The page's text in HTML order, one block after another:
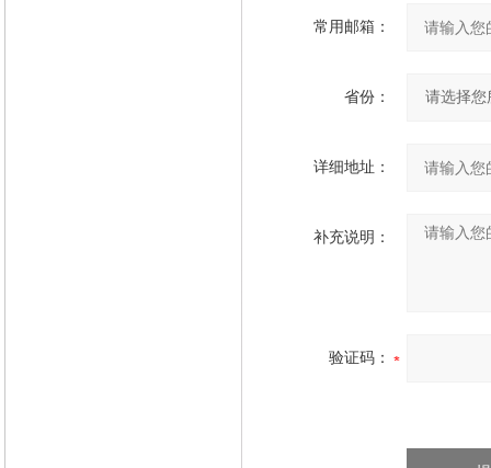
常用邮箱：
省份：
详细地址：
补充说明：
验证码：